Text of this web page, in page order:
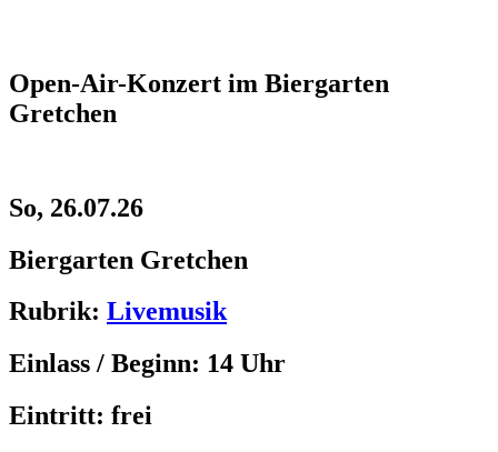
Open-Air-Konzert im Biergarten
Gretchen
So, 26.07.26
Biergarten Gretchen
Rubrik: Livemusik
Einlass / Beginn: 14 Uhr
Eintritt: frei